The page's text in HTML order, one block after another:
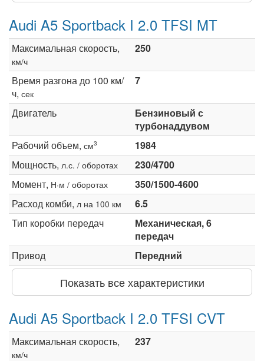
Audi A5 Sportback I 2.0 TFSI MT
Максимальная скорость,
км/ч
250
Время разгона до 100 км/
ч, сек
7
Двигатель
Бензиновый с
турбонаддувом
Рабочий объем, см3
1984
Мощность, л.с. / оборотах
230/4700
Момент, Н·м / оборотах
350/1500-4600
Расход комби, л на 100 км
6.5
Тип коробки передач
Механическая, 6
передач
Привод
Передний
Показать все характеристики
Audi A5 Sportback I 2.0 TFSI CVT
Максимальная скорость,
км/ч
237